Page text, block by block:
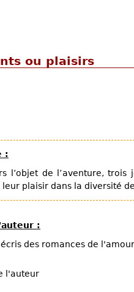
ou plaisirs
:
l’objet de l’aventure,
plaisir dans la diversité
:
des romances de
l'auteur